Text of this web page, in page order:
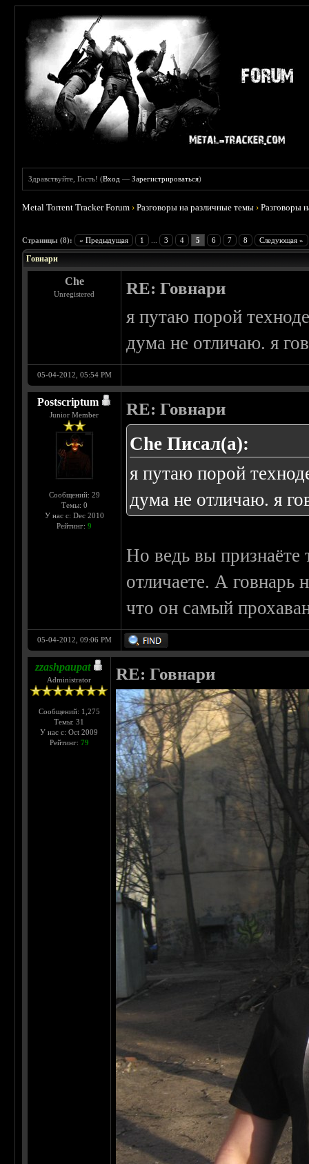
Здравствуйте, Гость! (Вход —Зарегистрироваться)
Metal Torrent Tracker Forum ›Разговоры на различные темы ›Разговоры
Страницы (8): « Предыдущая 1 3 4 5 6 7 8 Следующая »
Говнари
Che
Unregistered RE: Говнари
я путаю порой
дума не отличаю. я
05-04-2012, 05:54 PM
Postscriptum
Junior Member
Сообщений: 29
Темы: 0
У нас с: Dec 2010
Рейтинг:9
RE: Говнари
Che Писал(а):
я путаю порой
дума не отличаю. я
Но ведь вы признаёте
отличаете. А говнарь
что он самый
05-04-2012, 09:06 PM
zzashpaupat
Administrator
Сообщений: 1,275
Темы: 31
У нас с: Oct 2009
Рейтинг: 79
RE: Говнари